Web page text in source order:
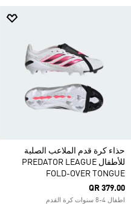
حذاء كرة قدم الملاعب الصلبة
للأطفال PREDATOR LEAGUE
FOLD-OVER TONGUE
QR 379.00
اطفال 4-8 سنوات كرة القدم